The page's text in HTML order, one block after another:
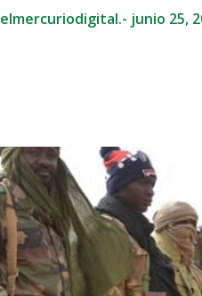
elmercuriodigital.- junio 25,